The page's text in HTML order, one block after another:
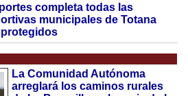
completa todas las
municipales de Totana
La Comunidad Autónoma
arreglará los caminos rurales